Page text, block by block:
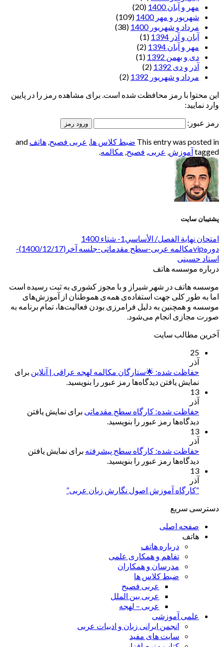
مهر و آبان 1400
(20)
شهریور و مهر 1400
(109)
مرداد و شهریور 1400
(38)
آبان و آذر 1394
(1)
مهر و آبان 1394
(2)
دی و بهمن 1392
(1)
آذر و دی 1392
(2)
مرداد و شهریور 1392
(2)
این محتوا با رمز محافظت شده است. برای مشاهده رمز را در پایین
وارد نمایید:
رمز عبور:
This entry was posted in ضبط کلاس ها, عربی فصیح, هاتف and
tagged آموزش, عربی, فصیح, مکالمه.
پشتیبان سایت
امتحان نهایة الفصل/ الأساسي1- شتاء 1400
دورهvipمکالمه عربی-سطح مقدماتی-جلسه آخر(1400/12/17)-
استاد حسینی
درباره موسسه هاتف
موسسه هاتف در شهر شیراز و با مجوز کشوری به ثبت رسیده است
اما به طور کلی جهت استفاده‌ی همه‌ی هموطنان از آموزش‌های
موسسه و همچنین به دلیل فرامرزی بودن فعالیت‌ها، تمام برنامه به
صورت مجازی انجام می‌شود.
آخرین مطالب سایت
25
آذر
حفاظت شده: 🌟ستارگان مکالمه لهجه عراقی | آنلاین برای
نمایش یافتن دیدگاه‌ها رمز عبور را بنویسید.
13
آذر
حفاظت شده: کارگاه سطح مقدماتی برای نمایش یافتن
دیدگاه‌ها رمز عبور را بنویسید.
13
آذر
حفاظت شده: کارگاه سطح پیشرفته برای نمایش یافتن
دیدگاه‌ها رمز عبور را بنویسید.
13
آذر
“کارگاه آموزش اصول نگارش زبان عربی”
دسترسی سریع
صفحه اصلی
هاتف
درباره هاتف
تفاهم و همکاری علمی
مدرسان و همکاران
ضبط کلاس ها
عربی فصیح
عربی بین الملل
عربی – لهجه
علمی آموزشی
انجمن ایرانی زبان و ادبیات عربی
سایت های مفید